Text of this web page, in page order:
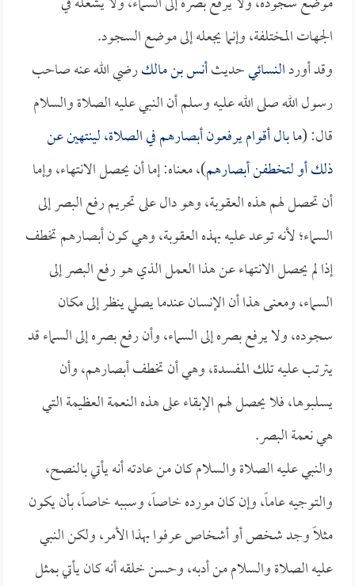
الجهات المختلفة، وإنما يجعله إلى موضع السجود.
وقد أوردالنسائيحديثأنس بن مالكرضي الله عنه صاحب
رسول الله صلى الله عليه وسلم أن النبي عليه الصلاة والسلام
قال: (ما بال أقوام يرفعون أبصارهم في الصلاة، لينتهين عن
ذلك أو لتخطفن أبصارهم)، معناه: إما أن يحصل الانتهاء، وإما
أن تحصل لهم هذه العقوبة، وهو دال على تحريم رفع البصر إلى
السماء؛ لأنه توعد عليه بهذه العقوبة، وهي كون أبصارهم تخطف
إذا لم يحصل الانتهاء عن هذا العمل الذي هو رفع البصر إلى
السماء، ومعنى هذا أن الإنسان عندما يصلي ينظر إلى مكان
سجوده، ولا يرفع بصره إلى السماء، وأن رفع بصره إلى السماء قد
يترتب عليه تلك المفسدة، وهي أن تخطف أبصارهم، وأن
يسلبوها، فلا يحصل لهم الإبقاء على هذه النعمة العظيمة التي
هي نعمة البصر.
والنبي عليه الصلاة والسلام كان من عادته أنه يأتي بالنصح،
والتوجيه عاماً، وإن كان مورده خاصاً، وسببه خاصاً، بأن يكون
مثلاً وجد شخص أو أشخاص عرفوا بهذا الأمر، ولكن النبي
عليه الصلاة والسلام من أدبه، وحسن خلقه أنه كان يأتي بمثل